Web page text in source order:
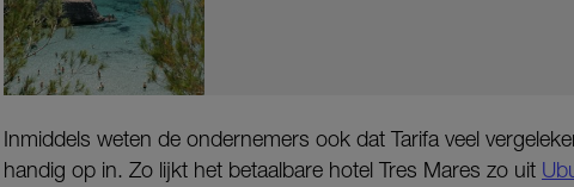
Inmiddels weten de ondernemers ook dat Tarifa veel
handig op in. Zo lijkt het betaalbare hotel Tres Mares zo uit